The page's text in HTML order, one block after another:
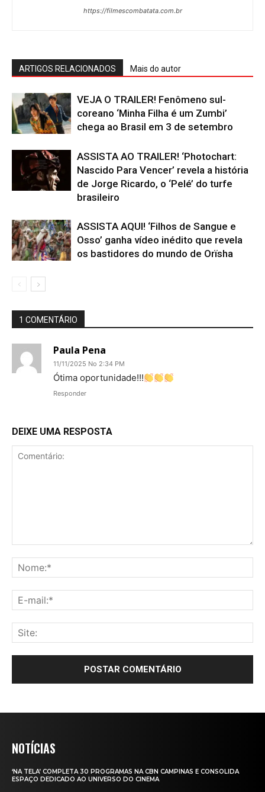
https://filmescombatata.com.br
ARTIGOS RELACIONADOS Mais do autor
VEJA O TRAILER! Fenômeno sul-
coreano ‘Minha Filha é um Zumbi’
chega ao Brasil em 3 de setembro
ASSISTA AO TRAILER! ‘Photochart:
Nascido Para Vencer’ revela a história
de Jorge Ricardo, o ‘Pelé’ do turfe
brasileiro
ASSISTA AQUI! ‘Filhos de Sangue e
Osso’ ganha vídeo inédito que revela
os bastidores do mundo de Orïsha
1 COMENTÁRIO
Paula Pena
11/11/2025 No 2:34 PM
Ótima oportunidade!!!
Responder
DEIXE UMA RESPOSTA
NOTÍCIAS
‘NA TELA’ COMPLETA 30 PROGRAMAS NA CBN CAMPINAS E CONSOLIDA
ESPAÇO DEDICADO AO UNIVERSO DO CINEMA